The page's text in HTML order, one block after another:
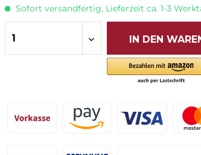
Sofort versandfertig, Lieferzeit ca. 1-3
IN DEN